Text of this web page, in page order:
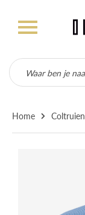
Home Coltruien